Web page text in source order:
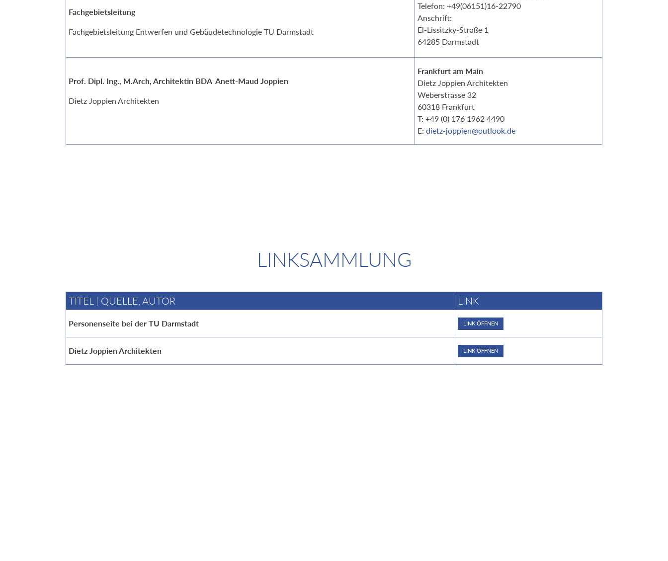
Fachgebietsleitung
Fachgebietsleitung Entwerfen und Gebäudetechnologie TU Darmstadt
Telefon: +49(06151)16-22790
Anschrift:
El-Lissitzky-Straße 1
64285 Darmstadt
Prof. Dipl. Ing., M.Arch, Architektin BDA Anett-Maud Joppien
Dietz Joppien Architekten
Frankfurt am Main
Dietz Joppien Architekten
Weberstrasse 32
60318 Frankfurt
T: +49 (0) 176 1962 4490
E: dietz-joppien@outlook.de
LINKSAMMLUNG
TITEL | QUELLE, AUTOR LINK
Personenseite bei der TU Darmstadt LINK ÖFFNEN
Dietz Joppien Architekten LINK ÖFFNEN